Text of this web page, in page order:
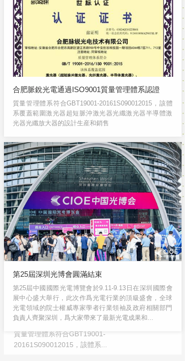
合肥脈銳光電通過ISO9001質量管理體系認證
質量管理體系符合GBT19001-20161S090012015，該體
系覆蓋範圍激光器超短脈沖激光器光纖激光器半導體激
光器光纖放大器的設計生産和銷售
第25屆深圳光博會圓滿結束
第25屆中國國際光電博覽會於9.11-9.13日在深圳國際會
展中心盛大舉行，此次作爲光電行業的頂級盛會，全球
光電領域的院士權威專家學者行業領袖及政府相關部門
負責人齊聚深圳，爲大家帶來了最新光電成果和...
合肥脈銳光電通過ISO9001質... 2024-12-26
質量管理體系符合GBT19001-
20161S090012015，該體系...